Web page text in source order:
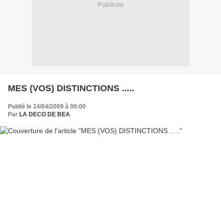
Publicité
MES (VOS) DISTINCTIONS .....
Publié le 24/04/2009 à 00:00
Par LA DECO DE BEA